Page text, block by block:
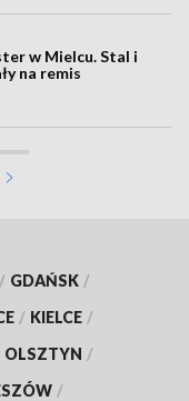
w Mielcu. Stal i
na remis
/ GDAŃSK /
/ KIELCE /
OLSZTYN /
/